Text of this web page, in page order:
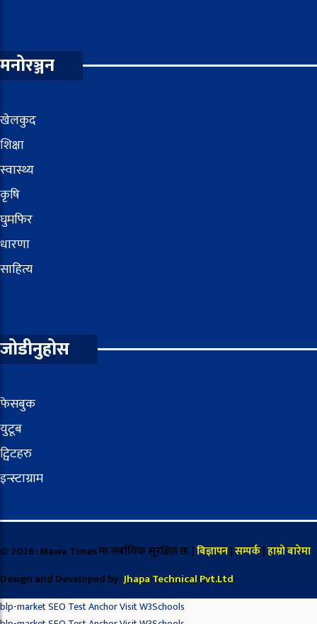
मनोरञ्जन
खेलकुद
शिक्षा
स्वास्थ्य
कृषि
घुमफिर
धारणा
साहित्य
जोडीनुहोस
फेसबुक
युटूब
ट्विटहरु
इन्स्टाग्राम
© 2026: Mawa Times मा सर्बाधिक सुरक्षित छ. |बिज्ञापन|सम्पर्क|हाम्रो बारेमा
Design and Developed by:Jhapa Technical Pvt.Ltd
blp-marketSEO Test AnchorVisit W3Schools